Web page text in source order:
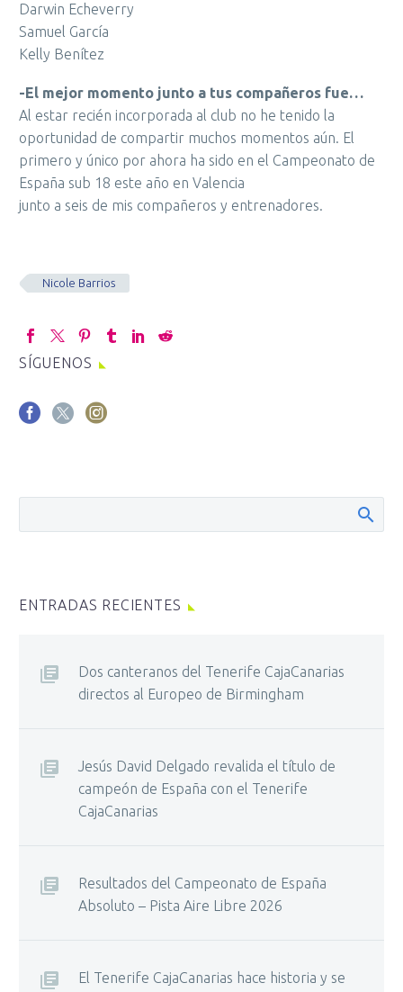
Darwin Echeverry
Samuel García
Kelly Benítez
-El mejor momento junto a tus compañeros fue…
Al estar recién incorporada al club no he tenido la
oportunidad de compartir muchos momentos aún. El
primero y único por ahora ha sido en el Campeonato de
España sub 18 este año en Valencia
junto a seis de mis compañeros y entrenadores.
Nicole Barrios
SÍGUENOS
ENTRADAS RECIENTES
Dos canteranos del Tenerife CajaCanarias
directos al Europeo de Birmingham
Jesús David Delgado revalida el título de
campeón de España con el Tenerife
CajaCanarias
Resultados del Campeonato de España
Absoluto – Pista Aire Libre 2026
El Tenerife CajaCanarias hace historia y se